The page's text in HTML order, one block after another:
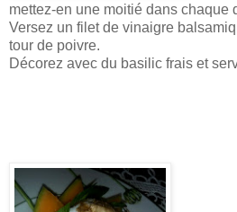
mettez-en une moitié dans chaque
Versez un filet de vinaigre
tour de poivre.
Décorez avec du basilic frais et